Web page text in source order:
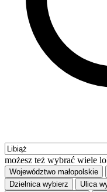
możesz też wybrać wiele
Województwo małopolskie
Dzielnica wybierz Ulica